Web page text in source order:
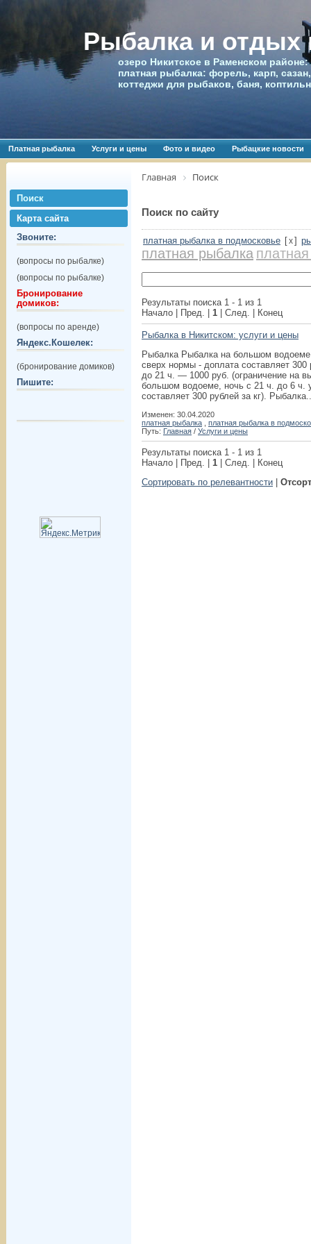
Рыбалка и отдых
озеро Никитское в Раменском
платная рыбалка: форель, карп,
коттеджи для рыбаков, баня,
Платная рыбалка Услуги и цены Фото и видео Рыбацкие новости
Поиск
Карта сайта
Звоните:
(вопросы по рыбалке)
(вопросы по рыбалке)
Бронирование
домиков:
(вопросы по аренде)
Яндекс.Кошелек:
(бронирование домиков)
Пишите:
Главная Поиск
Поиск по сайту
платная рыбалка в подмосковье [x]
платная рыбалка
Результаты поиска 1 - 1 из 1
Начало | Пред. | 1 | След. | Конец
Рыбалка в Никитском: услуги и цены
Рыбалка Рыбалка на большом
сверх нормы - доплата составляет
до 21 ч. — 1000 руб. (ограничение на
большом водоеме, ночь с 21 ч. до 6 ч.
составляет 300 рублей за кг).
Изменен: 30.04.2020
платная рыбалка
платная рыбалка в
Путь: Главная / Услуги и цены
Результаты поиска 1 - 1 из 1
Начало | Пред. | 1 | След. | Конец
Сортировать по релевантности |